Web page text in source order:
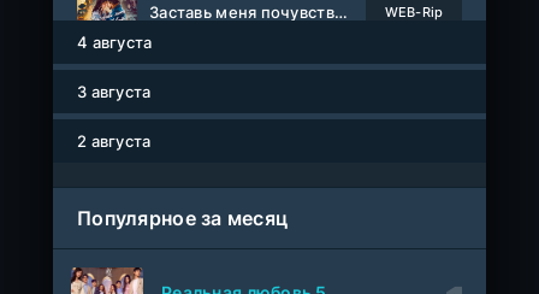
Заставь меня почувствовать
WEB-Rip
Сто лет одиночества
1-2 сезон
ColdFilm
4 августа
3 августа
2 августа
Популярное за месяц